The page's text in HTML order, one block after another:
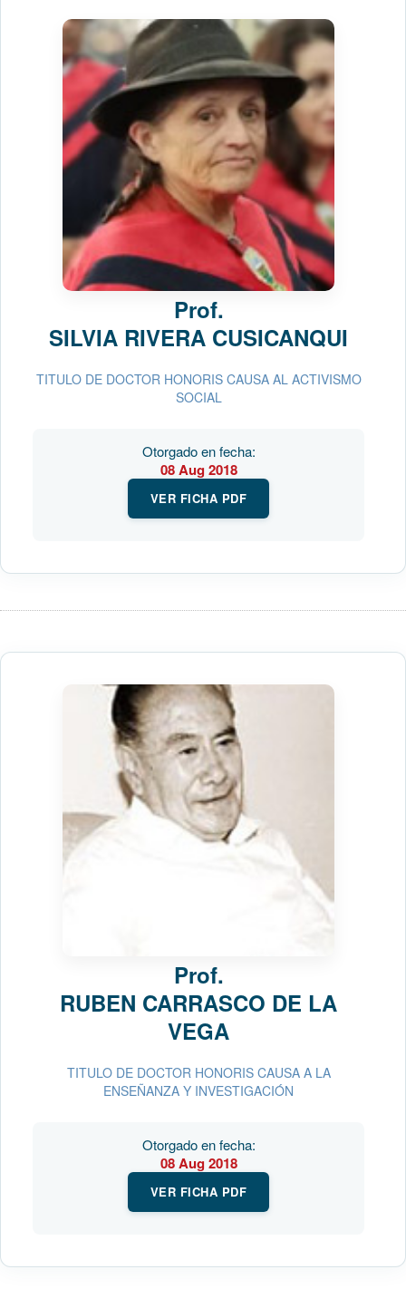
Prof.
SILVIA RIVERA CUSICANQUI
TITULO DE DOCTOR HONORIS CAUSA AL ACTIVISMO
SOCIAL
Otorgado en fecha:
08 Aug 2018
VER FICHA PDF
Prof.
RUBEN CARRASCO DE LA
VEGA
TITULO DE DOCTOR HONORIS CAUSA A LA
ENSEÑANZA Y INVESTIGACIÓN
Otorgado en fecha:
08 Aug 2018
VER FICHA PDF